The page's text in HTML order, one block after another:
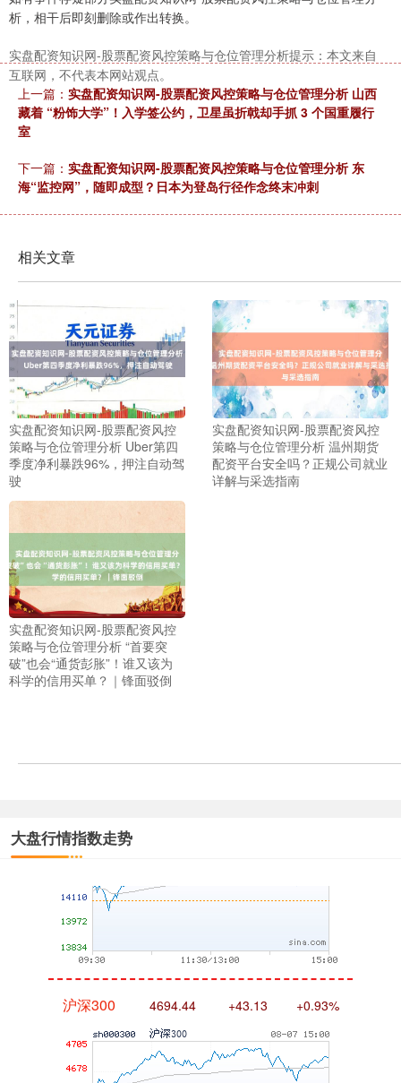
析，相干后即刻删除或作出转换。
实盘配资知识网-股票配资风控策略与仓位管理分析提示：本文来自
互联网，不代表本网站观点。
上一篇： 实盘配资知识网-股票配资风控策略与仓位管理分析 山西
藏着 “粉饰大学”！入学签公约，卫星虽折戟却手抓 3 个国重履行
室
下一篇： 实盘配资知识网-股票配资风控策略与仓位管理分析 东
海“监控网”，随即成型？日本为登岛行径作念终末冲刺
相关文章
实盘配资知识网-股票配资风控
策略与仓位管理分析 Uber第四
季度净利暴跌96%，押注自动驾
驶
实盘配资知识网-股票配资风控
策略与仓位管理分析 温州期货
配资平台安全吗？正规公司就业
详解与采选指南
实盘配资知识网-股票配资风控
策略与仓位管理分析 “首要突
破”也会“通货彭胀”！谁又该为
科学的信用买单？｜锋面驳倒
大盘行情指数走势
上证综指 3940.04
沪深300 4694.44 +43.13 +0.93%